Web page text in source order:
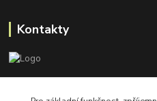
Kontakty
+420 605 550 660